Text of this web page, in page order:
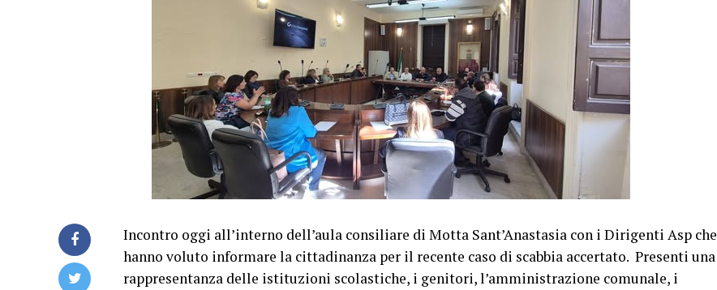
Incontro oggi all’interno dell’aula consiliare di Motta Sant’Anastasia con i Dirigenti Asp che
hanno voluto informare la cittadinanza per il recente caso di scabbia accertato. Presenti una
rappresentanza delle istituzioni scolastiche, i genitori, l’amministrazione comunale, i